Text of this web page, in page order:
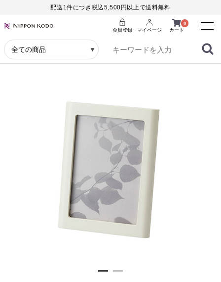
配送1件につき税込5,500円以上で送料無料
0
カート
会員登録 マイページ
Menu